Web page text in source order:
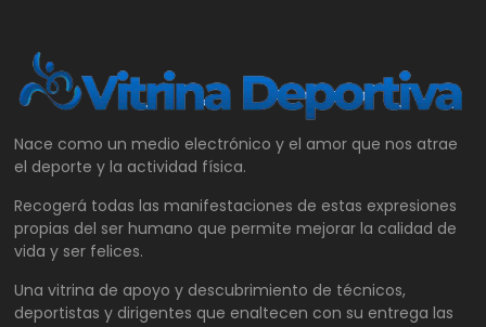
Nace como un medio electrónico y el amor que nos atrae
el deporte y la actividad física.
Recogerá todas las manifestaciones de estas expresiones
propias del ser humano que permite mejorar la calidad de
vida y ser felices.
Una vitrina de apoyo y descubrimiento de técnicos,
deportistas y dirigentes que enaltecen con su entrega las